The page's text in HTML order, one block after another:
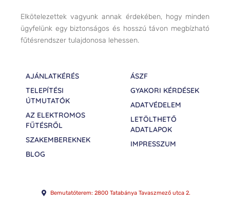
Elkötelezettek vagyunk annak érdekében, hogy minden
ügyfelünk egy biztonságos és hosszú távon megbízható
fűtésrendszer tulajdonosa lehessen.
AJÁNLATKÉRÉS
TELEPÍTÉSI
ÚTMUTATÓK
AZ ELEKTROMOS
FŰTÉSRŐL
SZAKEMBEREKNEK
BLOG
ÁSZF
GYAKORI KÉRDÉSEK
ADATVÉDELEM
LETÖLTHETŐ
ADATLAPOK
IMPRESSZUM
Bemutatóterem: 2800 Tatabánya Tavaszmező utca 2.